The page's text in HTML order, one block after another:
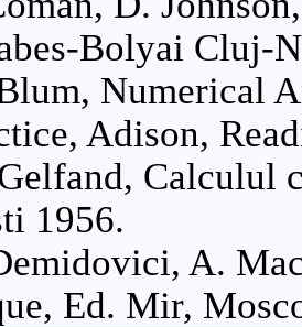
Bolyai Cluj-
Numerical
Adison,
Calculul
1956.
A.
Ed. Mir,